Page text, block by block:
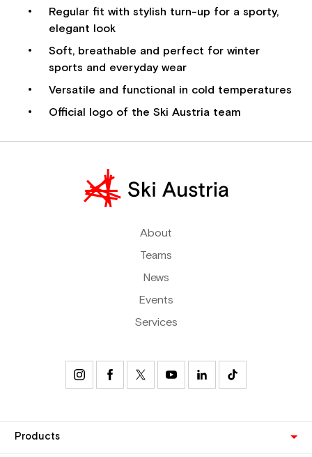
Regular fit with stylish turn-up for a sporty,
elegant look
Soft, breathable and perfect for winter
sports and everyday wear
Versatile and functional in cold temperatures
Official logo of the Ski Austria team
About
Teams
News
Events
Services
Products